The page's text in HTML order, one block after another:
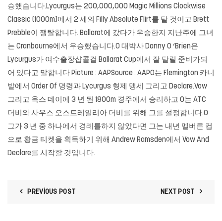
승했습니다.Lycurgus는 200,000,000 Magic Millions Clockwise
Classic (1000m)에서 2 세의 Filly Absolute Flirt를 탈 것이고 Brett
Prebble이 쟁탈합니다. Ballarat에 갔다가 우승한지 지난주에 그녀
는 Cranbourne에서 우승했습니다.O 대박사 Danny O ‘Brien은
Lycurgus가 여수출장샵콜걸 Ballarat Cup에서 잘 달릴 준비가되
어 있다고 말합니다 Picture : AAPSource : AAPO는 Flemington 카니
발에서 Order Of 명령과 Lycurgus 형제 맹세 그리고 Declare.Vow
그리고 옥스 데이에 3 년 된 1800m 경주에서 승리하고 O는 ATC
더비와 사우스 오스트레일리아 더비를 위해 그를 설정합니다.O
그가 3 년 중 하나에서 경례를하지 않았다면 그는 내년 멜버른 컵
으로 황금 티켓을 획득하기 위해 Andrew Ramsden에서 Vow And
Declare를 시작할 것입니다.
PREVIOUS POST NEXT POST